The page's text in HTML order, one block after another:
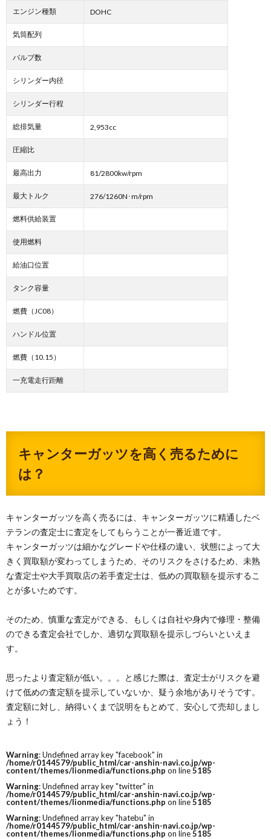
エンジン種類 DOHC
気筒配列
バルブ数
シリンダー内径
シリンダー行程
総排気量 2,953cc
圧縮比
最高出力 81/2800kw/rpm
最大トルク 276/1260N･m/rpm
燃料供給装置
使用燃料
給油口位置
タンク容量
燃費（JC08）
ハンドル位置
燃費（10.15）
一充電走行距離
キャンターガッツを高く売るために
は？
キャンターガッツを高く売るには、キャンターガッツに精通したベ
テランの査定士に査定をしてもらうことが一番近道です。
キャンターガッツは細かなグレードや仕様の違い、状態によって大
きく買取額が変わってしまうため、そのリスクをさけるため、未熟
な査定士や大手買取店の若手査定士は、低めの買取額を提示するこ
とが多いためです。
そのため、慎重な査定ができる、もしくは自社や身内で修理・整備
のできる査定会社でしか、適切な買取額を提示しづらいといえま
す。
思ったより査定額が低い。。。と感じた際は、査定士がリスクを避
けて低めの査定額を提示していないか、疑う余地がありそうです。
査定額に対し、納得いくまで説明をもとめて、安心して売却しまし
ょう！
Warning: Undefined array key "facebook" in
/home/r0144579/public_html/car-anshin-navi.co.jp/wp-
content/themes/lionmedia/functions.php on line5185
Warning: Undefined array key "twitter" in
/home/r0144579/public_html/car-anshin-navi.co.jp/wp-
content/themes/lionmedia/functions.php on line5185
Warning: Undefined array key "hatebu" in
/home/r0144579/public_html/car-anshin-navi.co.jp/wp-
content/themes/lionmedia/functions.php on line5185